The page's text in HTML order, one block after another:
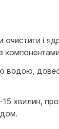
очистити і
водою,
хвилин,